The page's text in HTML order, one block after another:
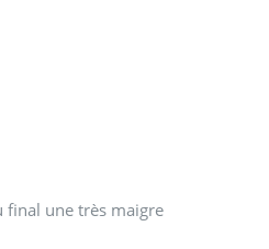
final une très maigre